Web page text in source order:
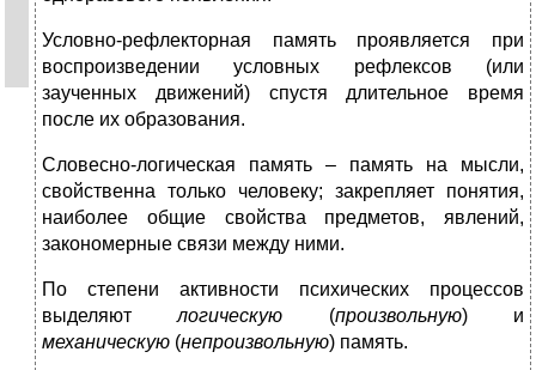
Условно-рефлекторная память проявляется при
воспроизведении условных рефлексов (или
заученных движений) спустя длительное время
после их образования.
Словесно-логическая память – память на мысли,
свойственна только человеку; закрепляет понятия,
наиболее общие свойства предметов, явлений,
закономерные связи между ними.
По степени активности психических процессов
выделяютлогическую (произвольную)
и
механическую (непроизвольную) память.